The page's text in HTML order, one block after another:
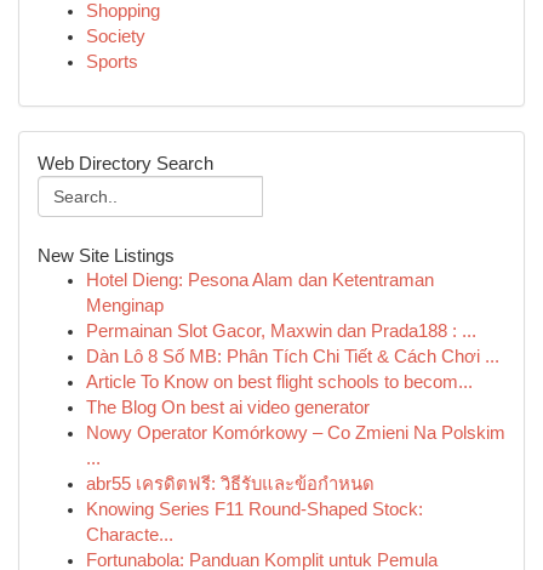
Shopping
Society
Sports
Web Directory Search
New Site Listings
Hotel Dieng: Pesona Alam dan Ketentraman
Menginap
Permainan Slot Gacor, Maxwin dan Prada188 : ...
Dàn Lô 8 Số MB: Phân Tích Chi Tiết & Cách Chơi ...
Article To Know on best flight schools to becom...
The Blog On best ai video generator
Nowy Operator Komórkowy – Co Zmieni Na Polskim
...
abr55 เครดิตฟรี: วิธีรับและข้อกำหนด
Knowing Series F11 Round-Shaped Stock:
Characte...
Fortunabola: Panduan Komplit untuk Pemula